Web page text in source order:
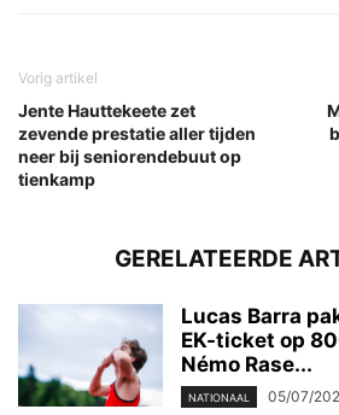
Vorig artikel
Jente Hauttekeete zet
zevende prestatie aller tijden
neer bij seniorendebuut op
tienkamp
GERELATEERDE
Lucas Barra
EK-ticket op
Némo Rase...
NATIONAAL 05/07/